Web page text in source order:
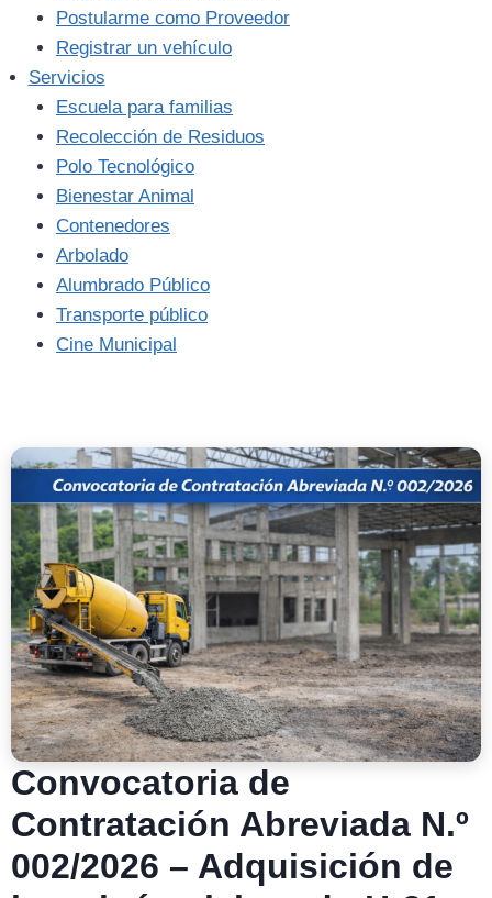
Postularme como Proveedor
Registrar un vehículo
Servicios
Escuela para familias
Recolección de Residuos
Polo Tecnológico
Bienestar Animal
Contenedores
Arbolado
Alumbrado Público
Transporte público
Cine Municipal
Convocatoria de
Contratación Abreviada N.º
002/2026 – Adquisición de